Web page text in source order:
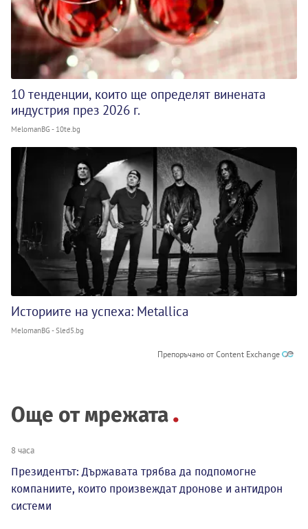
10 тенденции, които ще определят винената
индустрия през 2026 г.
MelomanBG - 10te.bg
Историите на успеха: Metallica
MelomanBG - Sled5.bg
Препоръчано от Content Exchange
Още от мрежата
8 часа
Президентът: Държавата трябва да подпомогне
компаниите, които произвеждат дронове и антидрон
системи